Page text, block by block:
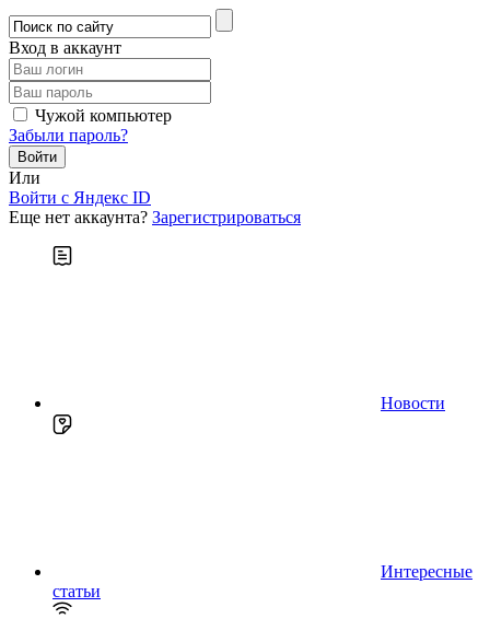
Вход в аккаунт
Чужой компьютер
Забыли пароль?
Или
Войти c Яндекс ID
Еще нет аккаунта? Зарегистрироваться
Новости
Интересные
статьи